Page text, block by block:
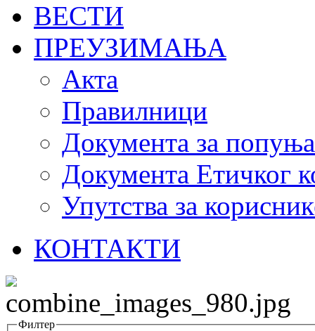
ВЕСТИ
ПРЕУЗИМАЊА
Акта
Правилници
Документа за
Документа Етичког
Упутства за
КОНТАКТИ
Филтер